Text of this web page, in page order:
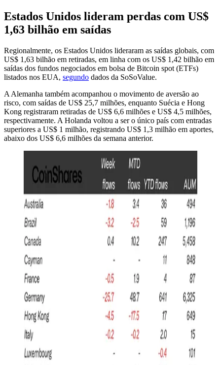
Estados Unidos lideram perdas com US$
1,63 bilhão em saídas
Regionalmente, os Estados Unidos lideraram as saídas globais, com
US$ 1,63 bilhão em retiradas, em linha com os US$ 1,42 bilhão em
saídas dos fundos negociados em bolsa de Bitcoin spot (ETFs)
listados nos EUA, segundo dados da SoSoValue.
A Alemanha também acompanhou o movimento de aversão ao
risco, com saídas de US$ 25,7 milhões, enquanto Suécia e Hong
Kong registraram retiradas de US$ 6,6 milhões e US$ 4,5 milhões,
respectivamente. A Holanda voltou a ser o único país com entradas
superiores a US$ 1 milhão, registrando US$ 1,3 milhão em aportes,
abaixo dos US$ 6,6 milhões da semana anterior.